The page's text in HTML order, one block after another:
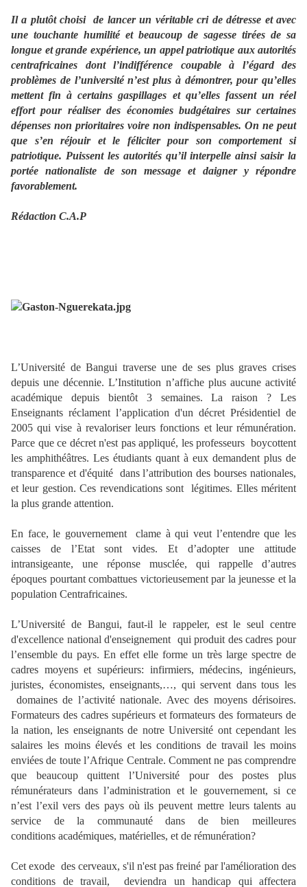
Il a plutôt choisi de lancer un véritable cri de détresse et avec
une touchante humilité et beaucoup de sagesse tirées de sa
longue et grande expérience, un appel patriotique aux autorités
centrafricaines dont l’indifférence coupable à l’égard des
problèmes de l’université n’est plus à démontrer, pour qu’elles
mettent fin à certains gaspillages et qu’elles fassent un réel
effort pour réaliser des économies budgétaires sur certaines
dépenses non prioritaires voire non indispensables. On ne peut
que s’en réjouir et le féliciter pour son comportement si
patriotique. Puissent les autorités qu’il interpelle ainsi saisir la
portée nationaliste de son message et daigner y répondre
favorablement.
Rédaction C.A.P
L’Université de Bangui traverse une de ses plus graves crises
depuis une décennie. L’Institution n’affiche plus aucune activité
académique depuis bientôt 3 semaines. La raison ? Les
Enseignants réclament l’application d'un décret Présidentiel de
2005 qui vise à revaloriser leurs fonctions et leur rémunération.
Parce que ce décret n'est pas appliqué, les professeurs boycottent
les amphithéâtres. Les étudiants quant à eux demandent plus de
transparence et d'équité dans l’attribution des bourses nationales,
et leur gestion. Ces revendications sont
légitimes. Elles méritent
la plus grande attention.
En face, le gouvernement
clame à qui veut l’entendre que les
caisses de l’Etat sont vides. Et d’adopter une attitude
intransigeante, une réponse musclée, qui rappelle d’autres
époques pourtant combattues victorieusement par la jeunesse et la
population Centrafricaines.
L’Université de Bangui, faut-il le rappeler, est le seul centre
d'excellence national d'enseignement qui produit des cadres pour
l’ensemble du pays. En effet elle forme un très large spectre de
cadres moyens et supérieurs: infirmiers, médecins, ingénieurs,
juristes, économistes, enseignants,…, qui servent dans tous les
domaines de l’activité nationale. Avec des moyens dérisoires.
Formateurs des cadres supérieurs et formateurs des formateurs de
la nation, les enseignants de notre Université ont cependant les
salaires les moins élevés et les conditions de travail les moins
enviées de toute l’Afrique Centrale. Comment ne pas comprendre
que beaucoup quittent l’Université pour des postes plus
rémunérateurs dans l’administration et le gouvernement, si ce
n’est l’exil vers des pays où ils peuvent mettre leurs talents au
service de la communauté dans de bien meilleures
conditions académiques, matérielles, et de rémunération?
Cet exode des cerveaux, s'il n'est pas freiné par l'amélioration des
conditions de travail,
deviendra un handicap qui affectera